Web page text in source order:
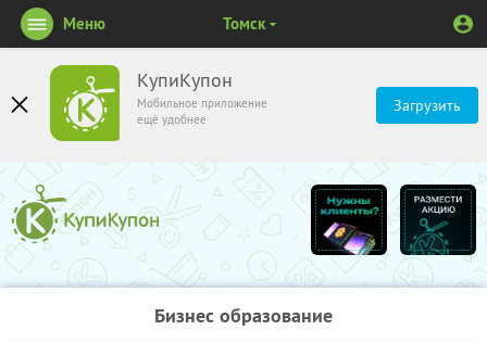
КупиКупон
Мобильное приложение
ещё удобнее
Загрузить
Меню Томск
Бизнес образование